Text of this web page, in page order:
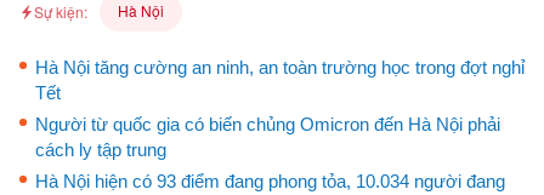
Sự kiện: Hà Nội
Hà Nội tăng cường an ninh, an toàn trường học trong đợt nghỉ
Tết
Người từ quốc gia có biến chủng Omicron đến Hà Nội phải
cách ly tập trung
Hà Nội hiện có 93 điểm đang phong tỏa, 10.034 người đang